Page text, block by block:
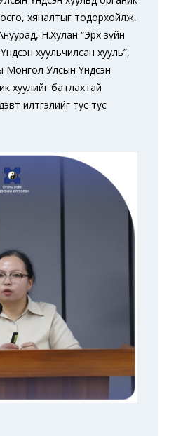
хяналтыг тодорхойлж,
Н.Хулан “Эрх зүйн
хуульчилсан хууль”,
Монгол Улсын Үндсэн
хуулийг батлахтай
илтгэлийг тус тус